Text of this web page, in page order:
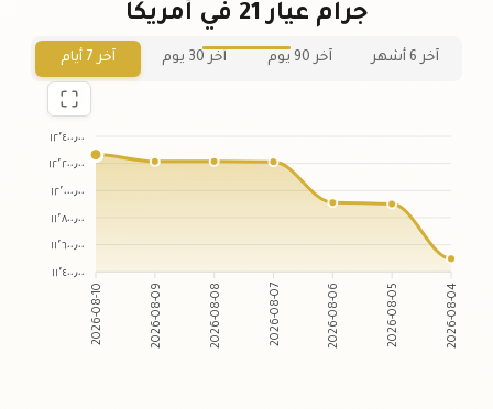
جرام عيار 21 في أمريكا
آخر 6 أشهر آخر 90 يوم آخر 30 يوم آخر 7 أيام
١٢٬٤٠٠٫٠٠
١٢٬٢٠٠٫٠٠
١٢٬٠٠٠٫٠٠
١١٬٨٠٠٫٠٠
١١٬٦٠٠٫٠٠
١١٬٤٠٠٫٠٠
2026-08-10 2026-08-09 2026-08-08 2026-08-07 2026-08-06 2026-08-05 2026-08-04